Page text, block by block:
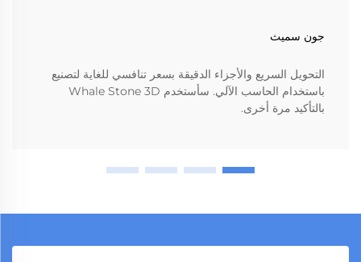
جون سميث
التحويل السريع والأجزاء الدقيقة بسعر تنافسي للغاية لتصنيع
باستخدام الحاسب الآلي. سأستخدم Whale Stone 3D
بالتأكيد مرة أخرى.